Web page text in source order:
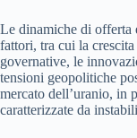
Le dinamiche di offerta
fattori, tra cui la
governative, le
tensioni geopolitiche
mercato dell’uranio, in
caratterizzate da